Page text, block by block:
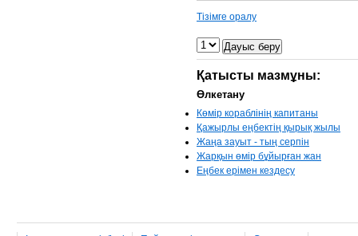
Тізімге оралу
Қатысты мазмұны:
Өлкетану
Көмір кораблінің капитаны
Қажырлы еңбектің қырық жылы
Жаңа зауыт - тың серпін
Жарқын өмір бұйырған жан
Еңбек ерімен кездесу